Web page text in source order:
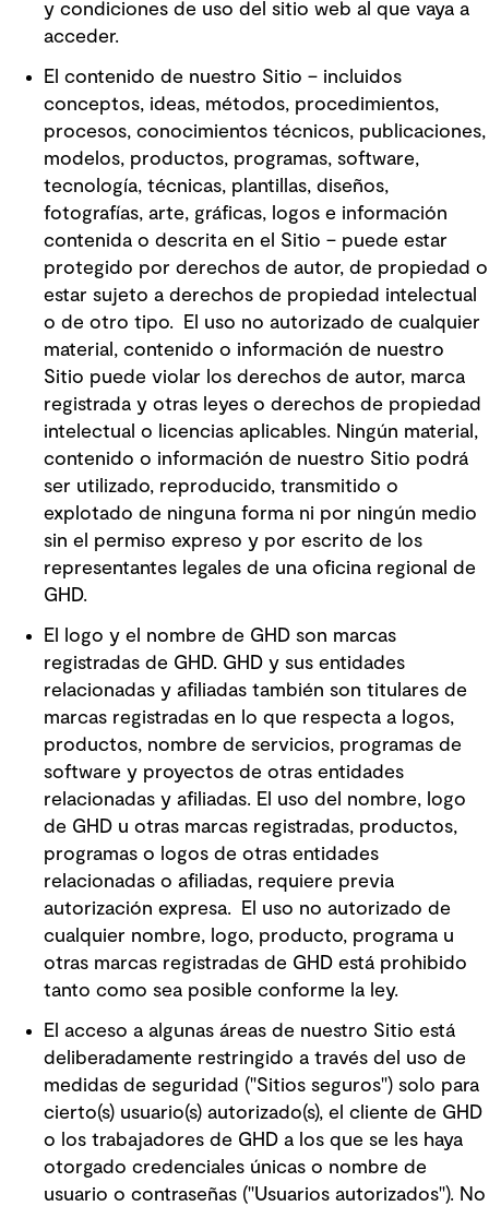
y condiciones de uso del sitio web al que vaya a
acceder.
El contenido de nuestro Sitio – incluidos
conceptos, ideas, métodos, procedimientos,
procesos, conocimientos técnicos, publicaciones,
modelos, productos, programas, software,
tecnología, técnicas, plantillas, diseños,
fotografías, arte, gráficas, logos e información
contenida o descrita en el Sitio – puede estar
protegido por derechos de autor, de propiedad o
estar sujeto a derechos de propiedad intelectual
o de otro tipo. El uso no autorizado de cualquier
material, contenido o información de nuestro
Sitio puede violar los derechos de autor, marca
registrada y otras leyes o derechos de propiedad
intelectual o licencias aplicables. Ningún material,
contenido o información de nuestro Sitio podrá
ser utilizado, reproducido, transmitido o
explotado de ninguna forma ni por ningún medio
sin el permiso expreso y por escrito de los
representantes legales de una oficina regional de
GHD.
El logo y el nombre de GHD son marcas
registradas de GHD. GHD y sus entidades
relacionadas y afiliadas también son titulares de
marcas registradas en lo que respecta a logos,
productos, nombre de servicios, programas de
software y proyectos de otras entidades
relacionadas y afiliadas. El uso del nombre, logo
de GHD u otras marcas registradas, productos,
programas o logos de otras entidades
relacionadas o afiliadas, requiere previa
autorización expresa. El uso no autorizado de
cualquier nombre, logo, producto, programa u
otras marcas registradas de GHD está prohibido
tanto como sea posible conforme la ley.
El acceso a algunas áreas de nuestro Sitio está
deliberadamente restringido a través del uso de
medidas de seguridad ("Sitios seguros") solo para
cierto(s) usuario(s) autorizado(s), el cliente de GHD
o los trabajadores de GHD a los que se les haya
otorgado credenciales únicas o nombre de
usuario o contraseñas ("Usuarios autorizados"). No